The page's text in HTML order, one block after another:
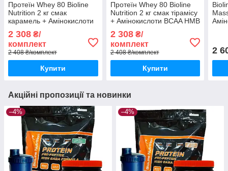
Протеїн Whey 80 Bioline
Nutrition 2 кг смак
карамель + Амінокислоти
BCAA HMB 0,5 кг + шейкер
2 308 ₴/
комплект
2 408 ₴/комплект
Купити
Протеїн Whey 80 Bioline
Nutrition 2 кг смак тірамісу
+ Амінокислоти BCAA HMB
0,5 кг + шейкер
2 308₴/
комплект
2 408 ₴/комплект
Купити
2
Акційні пропозиції та новинки
–4% –4%